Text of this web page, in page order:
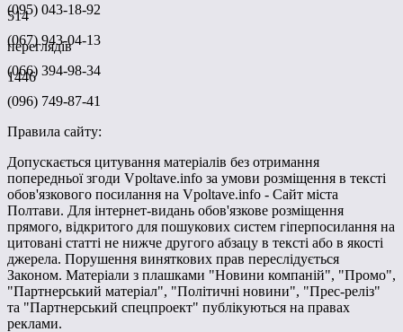
514
переглядів
1446
(095) 043-18-92
(067) 943-04-13
(066) 394-98-34
(096) 749-87-41
Правила сайту:
Допускається цитування матеріалів без отримання
попередньої згоди Vpoltave.info за умови розміщення в тексті
обов'язкового посилання на Vpoltave.info - Сайт міста
Полтави. Для інтернет-видань обов'язкове розміщення
прямого, відкритого для пошукових систем гіперпосилання на
цитовані статті не нижче другого абзацу в тексті або в якості
джерела. Порушення виняткових прав переслідується
Законом. Матеріали з плашками "Новини компаній", "Промо",
"Партнерський матеріал", "Політичні новини", "Прес-реліз"
та "Партнерський спецпроект" публікуються на правах
реклами.